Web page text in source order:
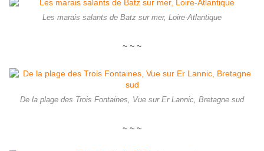
Les marais salants de Batz sur mer, Loire-Atlantique
~ ~ ~
De la plage des Trois Fontaines, Vue sur Er Lannic, Bretagne sud
~ ~ ~